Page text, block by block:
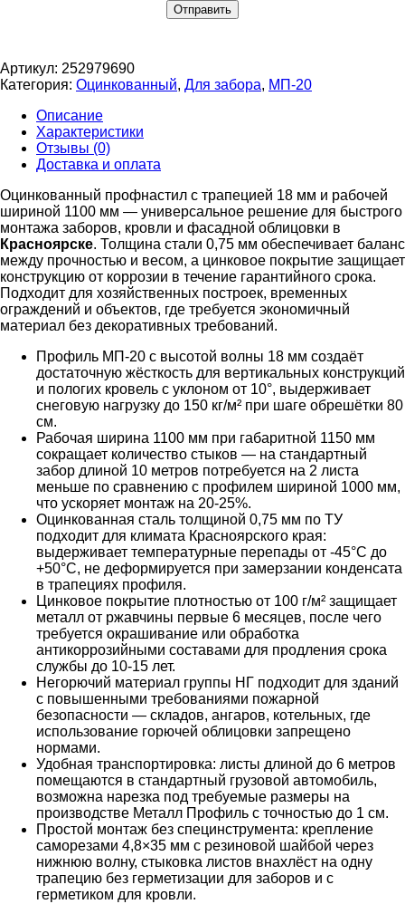
Артикул: 252979690
Категория: Оцинкованный, Для забора, МП-20
Описание
Характеристики
Отзывы (0)
Доставка и оплата
Оцинкованный профнастил с трапецией 18 мм и рабочей
шириной 1100 мм — универсальное решение для быстрого
монтажа заборов, кровли и фасадной облицовки в
Красноярске. Толщина стали 0,75 мм обеспечивает баланс
между прочностью и весом, а цинковое покрытие защищает
конструкцию от коррозии в течение гарантийного срока.
Подходит для хозяйственных построек, временных
ограждений и объектов, где требуется экономичный
материал без декоративных требований.
Профиль МП-20 с высотой волны 18 мм создаёт
достаточную жёсткость для вертикальных конструкций
и пологих кровель с уклоном от 10°, выдерживает
снеговую нагрузку до 150 кг/м² при шаге обрешётки 80
см.
Рабочая ширина 1100 мм при габаритной 1150 мм
сокращает количество стыков — на стандартный
забор длиной 10 метров потребуется на 2 листа
меньше по сравнению с профилем шириной 1000 мм,
что ускоряет монтаж на 20-25%.
Оцинкованная сталь толщиной 0,75 мм по ТУ
подходит для климата Красноярского края:
выдерживает температурные перепады от -45°C до
+50°C, не деформируется при замерзании конденсата
в трапециях профиля.
Цинковое покрытие плотностью от 100 г/м² защищает
металл от ржавчины первые 6 месяцев, после чего
требуется окрашивание или обработка
антикоррозийными составами для продления срока
службы до 10-15 лет.
Негорючий материал группы НГ подходит для зданий
с повышенными требованиями пожарной
безопасности — складов, ангаров, котельных, где
использование горючей облицовки запрещено
нормами.
Удобная транспортировка: листы длиной до 6 метров
помещаются в стандартный грузовой автомобиль,
возможна нарезка под требуемые размеры на
производстве Металл Профиль с точностью до 1 см.
Простой монтаж без специнструмента: крепление
саморезами 4,8×35 мм с резиновой шайбой через
нижнюю волну, стыковка листов внахлёст на одну
трапецию без герметизации для заборов и с
герметиком для кровли.